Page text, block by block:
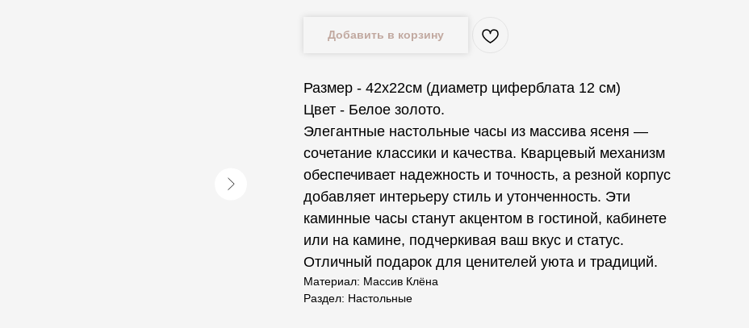
Добавить в корзину
Размер - 42х22см (диаметр циферблата 12 см)
Цвет - Белое золото.
Элегантные настольные часы из массива ясеня —
сочетание классики и качества. Кварцевый механизм
обеспечивает надежность и точность, а резной корпус
добавляет интерьеру стиль и утонченность. Эти
каминные часы станут акцентом в гостиной, кабинете
или на камине, подчеркивая ваш вкус и статус.
Отличный подарок для ценителей уюта и традиций.
Материал: Массив Клёна
Раздел: Настольные